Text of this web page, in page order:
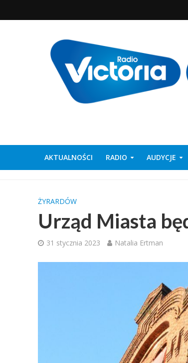
AKTUALNOŚCI RADIO AUDYCJE
ŻYRARDÓW
Urząd Miasta
31 stycznia 2023 Natalia Ertman